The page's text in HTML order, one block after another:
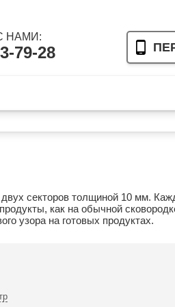
НАМИ:
79-28
секторов толщиной 10 мм.
как на обычной
узора на готовых продуктах.